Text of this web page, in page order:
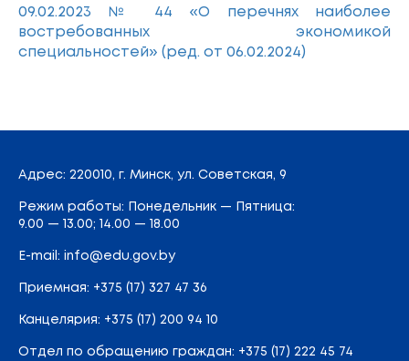
09.02.2023 № 44 «О перечнях наиболее
востребованных экономикой
специальностей» (ред. от 06.02.2024)
Адрес: 220010, г. Минск, ул. Советская, 9
Режим работы: Понедельник — Пятница:
9.00 — 13.00; 14.00 — 18.00
E-mail: info@edu.gov.by
Приемная: +375 (17) 327 47 36
Канцелярия: +375 (17) 200 94 10
Отдел по обращению граждан: +375 (17) 222 45 74